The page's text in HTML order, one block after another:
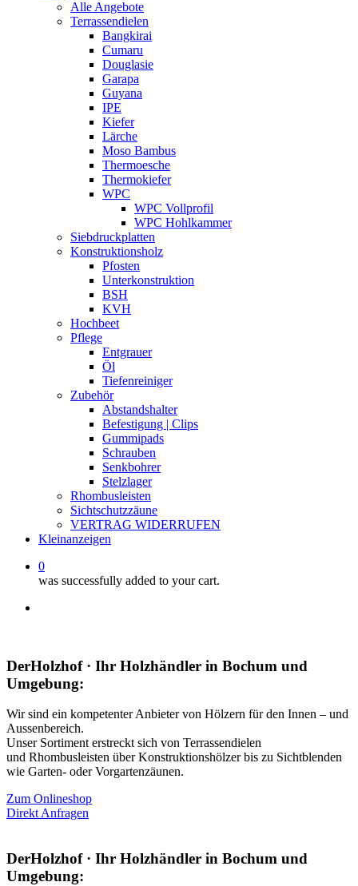
Alle Angebote
Terrassendielen
Bangkirai
Cumaru
Douglasie
Garapa
Guyana
IPE
Kiefer
Lärche
Moso Bambus
Thermoesche
Thermokiefer
WPC
WPC Vollprofil
WPC Hohlkammer
Siebdruckplatten
Konstruktionsholz
Pfosten
Unterkonstruktion
BSH
KVH
Hochbeet
Pflege
Entgrauer
Öl
Tiefenreiniger
Zubehör
Abstandshalter
Befestigung | Clips
Gummipads
Schrauben
Senkbohrer
Stelzlager
Rhombusleisten
Sichtschutzzäune
VERTRAG WIDERRUFEN
Kleinanzeigen
0
was successfully added to your cart.
DerHolzhof · Ihr Holzhändler in Bochum und
Umgebung:
Wir sind ein kompetenter Anbieter von Hölzern für den Innen – und
Aussenbereich.
Unser Sortiment erstreckt sich von Terrassendielen
und Rhombusleisten über Konstruktionshölzer bis zu Sichtblenden
wie Garten- oder Vorgartenzäunen.
Zum Onlineshop
Direkt Anfragen
DerHolzhof · Ihr Holzhändler in Bochum und
Umgebung: